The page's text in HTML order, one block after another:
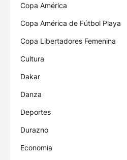
Copa América
Copa América de Fútbol Playa
Copa Libertadores Femenina
Cultura
Dakar
Danza
Deportes
Durazno
Economía